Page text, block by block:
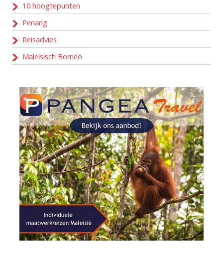
10 hoogtepunten
Penang
Reisadvies
Maleisisch Borneo